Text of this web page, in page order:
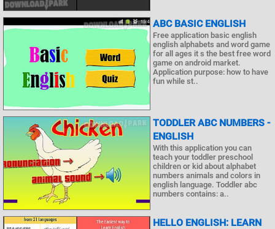
ABC BASIC ENGLISH
Free application basic english
english alphabets and word game
for all ages it s the best free word
game on android market.
Application purpose: how to have
fun while st..
TODDLER ABC NUMBERS -
ENGLISH
With this application you can
teach your toddler preschool
children or kid about alphabet
numbers animals and colors in
english language. Toddler abc
numbers contains: a..
HELLO ENGLISH: LEARN